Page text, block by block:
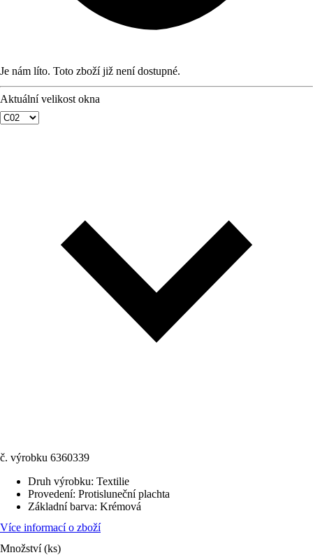
Je nám líto. Toto zboží již není dostupné.
Aktuální velikost okna
č. výrobku 6360339
Druh výrobku: Textilie
Provedení: Protisluneční plachta
Základní barva: Krémová
Více informací o zboží
Množství (ks)